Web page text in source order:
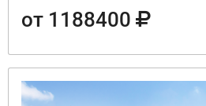
от 1188400